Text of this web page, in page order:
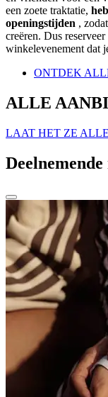
een zoete traktatie,
openingstijden ,
creëren. Dus
winkelevenement dat
ONTDEK
ALLE
LAAT HET ZE